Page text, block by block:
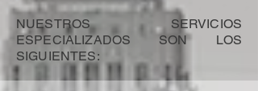
NUESTROS SERVICIOS
ESPECIALIZADOS SON LOS
SIGUIENTES: